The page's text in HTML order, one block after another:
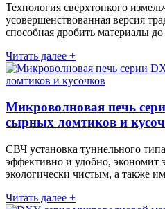
Технология сверхтонкого
усовершенствованная версия
способная дробить материалы
Читать далее +
Микроволновая печь
сырных ломтиков и
СВЧ установка туннельного
эффективно и удобно, экономит
экологически чистым, а также
Читать далее +